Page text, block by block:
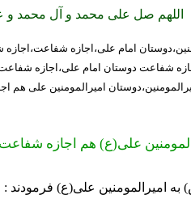
اللهم صل علی محمد و آل محمد و
علی(ع) هم اجازه شفاعت
امیرالمومنین علی(ع) فرمودند :
امام علی،اجازه
شفاعت دوستان امام علی،اجازه
امیرالمومنین علی هم